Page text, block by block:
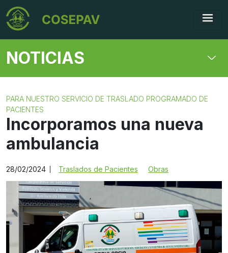
NOTICIAS
PARA NUESTRO SERVICIO DE TRASLADO PROGRAMADO DE
PACIENTES
Incorporamos una nueva
ambulancia
28/02/2024 Traslados de Pacientes Obras